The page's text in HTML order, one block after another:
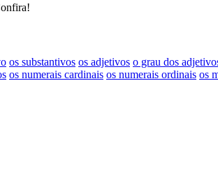
os substantivos os adjetivos o grau dos
os numerais cardinais os numerais ordinais os